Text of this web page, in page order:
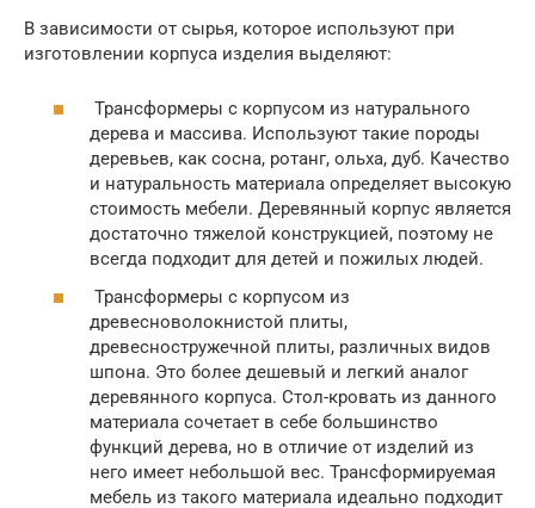
В зависимости от сырья, которое используют при
изготовлении корпуса изделия выделяют:
Трансформеры с корпусом из натурального
дерева и массива. Используют такие породы
деревьев, как сосна, ротанг, ольха, дуб. Качество
и натуральность материала определяет высокую
стоимость мебели. Деревянный корпус является
достаточно тяжелой конструкцией, поэтому не
всегда подходит для детей и пожилых людей.
Трансформеры с корпусом из
древесноволокнистой плиты,
древесностружечной плиты, различных видов
шпона. Это более дешевый и легкий аналог
деревянного корпуса. Стол-кровать из данного
материала сочетает в себе большинство
функций дерева, но в отличие от изделий из
него имеет небольшой вес. Трансформируемая
мебель из такого материала идеально подходит